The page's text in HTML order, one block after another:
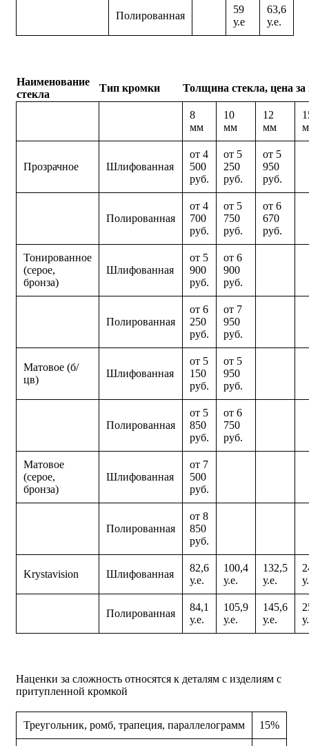
Полированная
59
у.е
63,6
у.е.
Наименование
стекла
Тип кромки Толщина стекла, цена за
8
мм
10
мм
12
мм
Прозрачное Шлифованная
от 4
500
руб.
от 5
250
руб.
от 5
950
руб.
Полированная
от 4
700
руб.
от 5
750
руб.
от 6
670
руб.
Тонированное
(серое,
бронза)
Шлифованная
от 5
900
руб.
от 6
900
руб.
Полированная
от 6
250
руб.
от 7
950
руб.
Матовое (б/
цв)
Шлифованная
от 5
150
руб.
от 5
950
руб.
Полированная
от 5
850
руб.
от 6
750
руб.
Матовое
(серое,
бронза)
Шлифованная
от 7
500
руб.
Полированная
от 8
850
руб.
Krystavision Шлифованная
82,6
у.е.
100,4
у.е.
132,5
у.е.
Полированная
84,1
у.е.
105,9
у.е.
145,6
у.е.
Наценки за сложность относятся к деталям с изделиям с
притупленной кромкой
Треугольник, ромб, трапеция, параллелограмм 15%